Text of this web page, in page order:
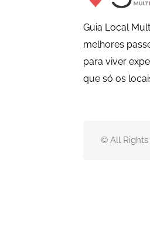
Guia Local
melhores
para viver
que só os
© All Rights